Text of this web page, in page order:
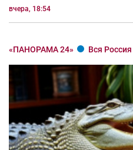
вчера, 18:54
«ПАНОРАМА 24» Вся Россия